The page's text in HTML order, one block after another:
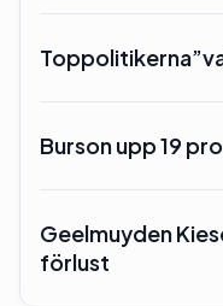
Burson upp 19
Geelmuyden
förlust